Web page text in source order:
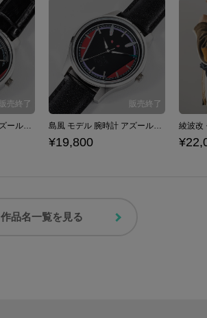
能代 モデル 腕時計 アズールレーン 島風 モデル 腕時計 アズールレーン
¥19,800
作品名一覧を見る